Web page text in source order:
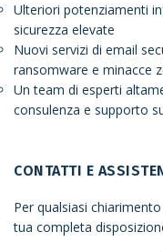
Ulteriori potenziamenti
sicurezza elevate
Nuovi servizi di email
ransomware e minacce
Un team di esperti
consulenza e supporto
CONTATTI E
Per qualsiasi
tua completa